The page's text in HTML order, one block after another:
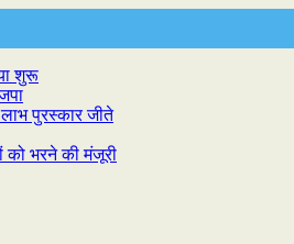
शुरू
पुरस्कार जीते
को भरने की मंजूरी